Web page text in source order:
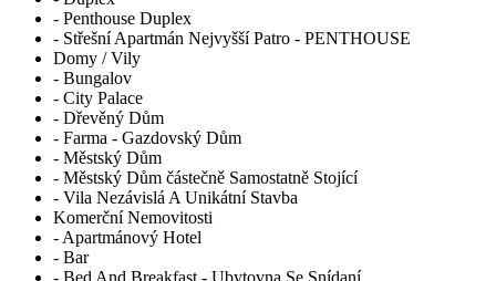
- Penthouse Duplex
- Střešní Apartmán Nejvyšší Patro - PENTHOUSE
Domy / Vily
- Bungalov
- City Palace
- Dřevěný Dům
- Farma - Gazdovský Dům
- Městský Dům
- Městský Dům částečně Samostatně Stojící
- Vila Nezávislá A Unikátní Stavba
Komerční Nemovitosti
- Apartmánový Hotel
- Bar